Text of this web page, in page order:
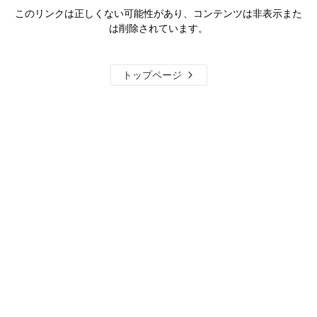
このリンクは正しくない可能性があり、コンテンツは非表示また
は削除されています。
トップページ